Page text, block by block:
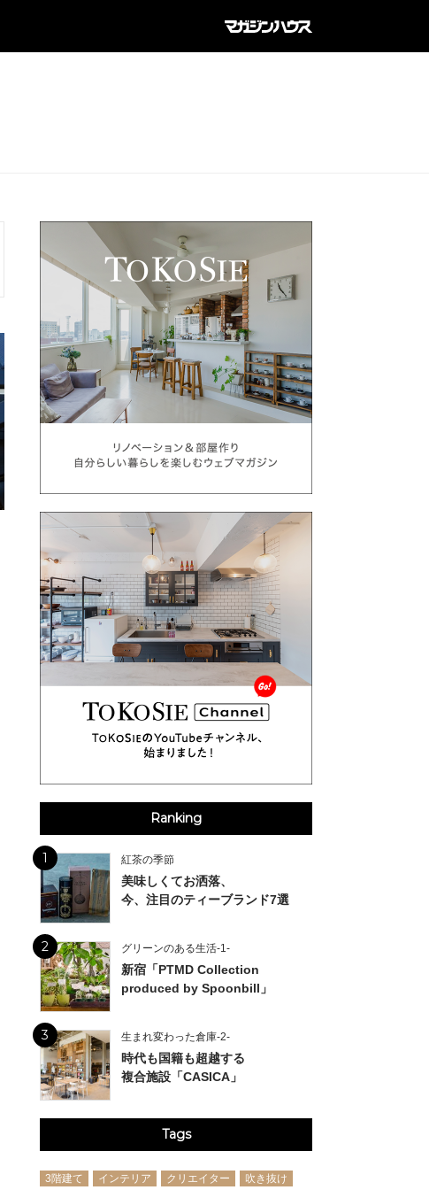
Ranking
1 紅茶の季節
美味しくてお洒落、
今、注目のティーブランド7選
2 グリーンのある生活-1-
新宿「PTMD Collection
produced by Spoonbill」
3 生まれ変わった倉庫-2-
時代も国籍も超越する
複合施設「CASICA」
Tags
3階建て インテリア クリエイター 吹き抜け